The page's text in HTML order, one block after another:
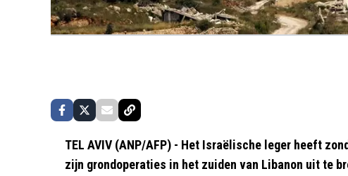
TEL AVIV (ANP/AFP) - Het Israëlische leger heeft
zijn grondoperaties in het zuiden van Libanon uit te